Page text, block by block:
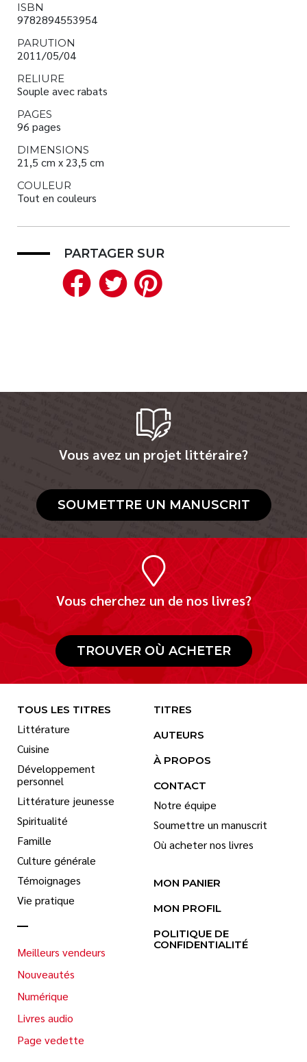
ISBN
9782894553954
PARUTION
2011/05/04
RELIURE
Souple avec rabats
PAGES
96 pages
DIMENSIONS
21,5 cm x 23,5 cm
COULEUR
Tout en couleurs
PARTAGER SUR
Facebook
Twitter
Vous avez un projet littéraire?
SOUMETTRE UN MANUSCRIT
Vous cherchez un de nos livres?
TROUVER OÙ ACHETER
TOUS LES TITRES
Littérature
Cuisine
Développement
personnel
Littérature jeunesse
Spiritualité
Famille
Culture générale
Témoignages
Vie pratique
Meilleurs vendeurs
Nouveautés
Numérique
Livres audio
Page vedette
TITRES
AUTEURS
À PROPOS
CONTACT
Notre équipe
Soumettre un manuscrit
Où acheter nos livres
MON PANIER
MON PROFIL
POLITIQUE DE
CONFIDENTIALITÉ